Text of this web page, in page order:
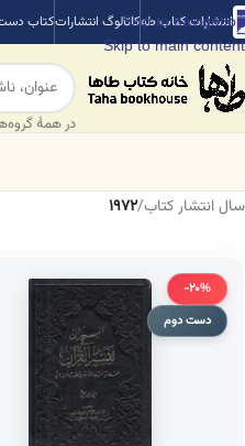
Skip to navigation
Skip to main content
انتشارات کتاب طهکاتالوگ انتشاراتکتاب
در همهٔ
سال انتشار کتاب/
1972
-20%
دست دوم